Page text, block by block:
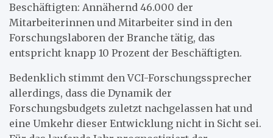
Beschäftigten: Annähernd 46.000 der
Mitarbeiterinnen und Mitarbeiter sind in den
Forschungslaboren der Branche tätig, das
entspricht knapp 10 Prozent der Beschäftigten.
Bedenklich stimmt den VCI-Forschungssprecher
allerdings, dass die Dynamik der
Forschungsbudgets zuletzt nachgelassen hat und
eine Umkehr dieser Entwicklung nicht in Sicht sei.